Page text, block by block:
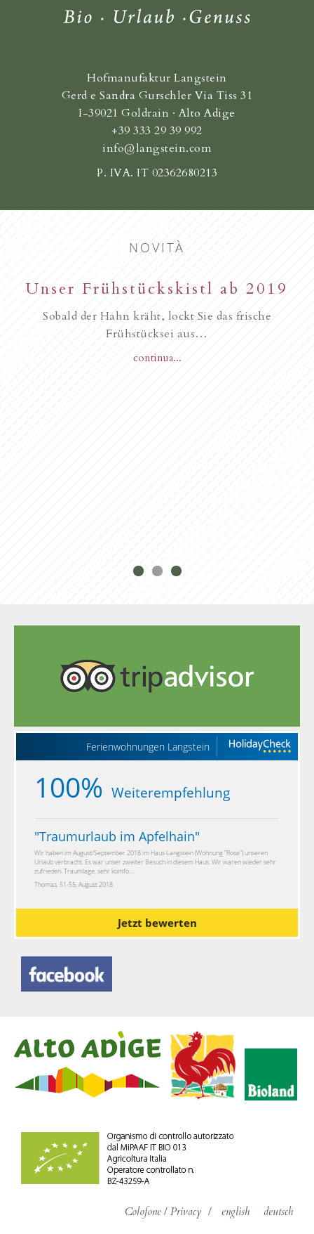
Hofmanufaktur Langstein
Gerd e Sandra Gurschler Via Tiss 31
I-39021 Goldrain · Alto Adige
+39 333 29 39 992
info@langstein.com
P. IVA. IT 02362680213
NOVITÀ
Familie Gurschler wünscht all
unseren Gästen, Frohe
Weihnachten
Unser Frühstückskistl ab 2019
Sobald der Hahn kräht, lockt Sie das frische
Frühstücksei aus…
continua...
Ferienwohnungen Langstein
100% Weiterempfehlung
"Traumurlaub im Apfelhain"
Wir haben im August/September 2018 im Haus Langstein (Wohnung "Rose") unseren
Urlaub verbracht. Es war unser zweiter Besuch in diesem Haus. Wir waren wieder sehr
zufrieden. Traumlage, sehr komfo...
Thomas, 51-55, August 2018
Jetzt bewerten
Colofone / Privacy / english deutsch